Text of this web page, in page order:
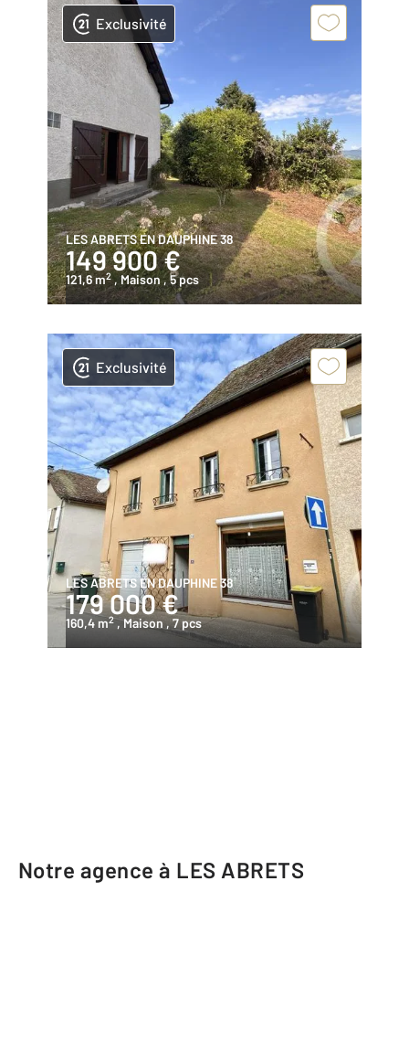
Exclusivité
LES ABRETS EN DAUPHINE 38
149 900 €
121,6 m2 , Maison, 5 pcs
Exclusivité
LES ABRETS EN DAUPHINE 38
179 000 €
160,4 m2 , Maison, 7 pcs
Notre agence à LES ABRETS